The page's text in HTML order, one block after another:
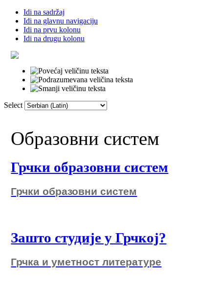
Idi na sadržaj
Idi na glavnu navigaciju
Idi na prvu kolonu
Idi na drugu kolonu
Select
Образовни систем
Грчки образовни систем
Грчки образовни систем
Зашто студије у Грчкој?
Грчка и уметност литературе